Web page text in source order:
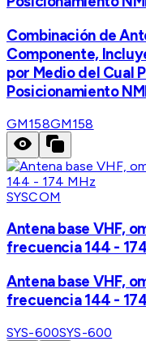
Combinación de
Componente,
por Medio del Cual
Posicionamiento
GM158GM158
SYSCOM
Antena base VHF,
frecuencia 144 -
Antena base VHF,
frecuencia 144 -
SYS-600SYS-600